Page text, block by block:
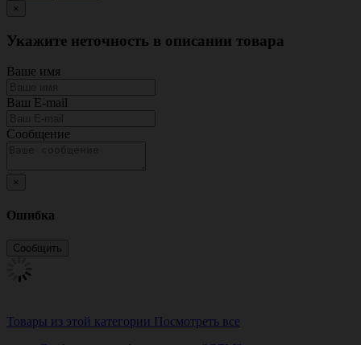
×
Укажите неточность в описании товара
Ваше имя
Ваш E-mail
Сообщение
×
Ошибка
Товары из этой категории Посмотреть все